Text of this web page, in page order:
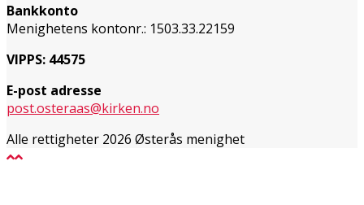
Bankkonto
Menighetens kontonr.: 1503.33.22159
VIPPS: 44575
E-post adresse
post.osteraas@kirken.no
Alle rettigheter 2026 Østerås menighet